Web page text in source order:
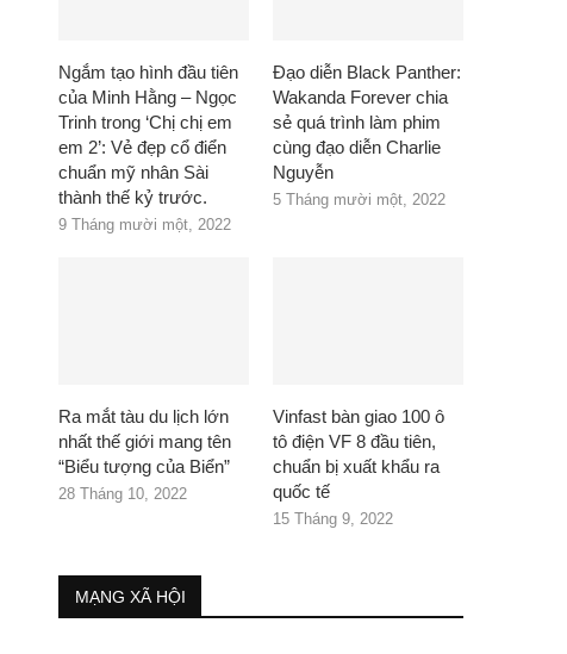
Ngắm tạo hình đầu tiên
của Minh Hằng – Ngọc
Trinh trong ‘Chị chị em
em 2’: Vẻ đẹp cổ điển
chuẩn mỹ nhân Sài
thành thế kỷ trước.
9 Tháng mười một, 2022
Đạo diễn Black Panther:
Wakanda Forever chia
sẻ quá trình làm phim
cùng đạo diễn Charlie
Nguyễn
5 Tháng mười một, 2022
Ra mắt tàu du lịch lớn
nhất thế giới mang tên
“Biểu tượng của Biển”
28 Tháng 10, 2022
Vinfast bàn giao 100 ô
tô điện VF 8 đầu tiên,
chuẩn bị xuất khẩu ra
quốc tế
15 Tháng 9, 2022
MẠNG XÃ HỘI